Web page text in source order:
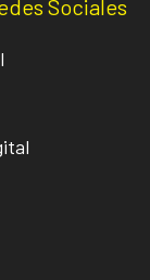
Sociales